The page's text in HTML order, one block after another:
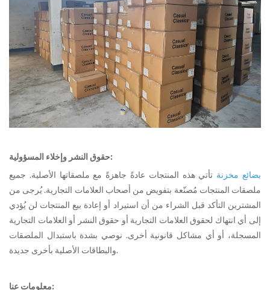
حقوق النشر وإخلاء المسؤولية:
بضائع مخزنة تأتي هذه المنتجات عادةً جاهزةً مع ملصقاتها الأصلية. جميع
ملصقات المنتجات مُصنّعة بتفويض من أصحاب العلامات التجارية. يُرجى من
المشترين التأكد قبل الشراء من أن استيراد أو إعادة بيع المنتجات لن يُؤدي
إلى أي انتهاك لحقوق العلامات التجارية أو حقوق النشر أو العلامات التجارية
المسجلة، أو أي مشاكل قانونية أخرى. نوصي بشدة باستبدال الملصقات
والبطاقات الأصلية بأخرى جديدة.
معلومات عنا: